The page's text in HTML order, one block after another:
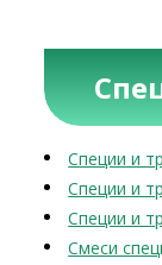
Специи и
Специи и
Специи и
Смеси